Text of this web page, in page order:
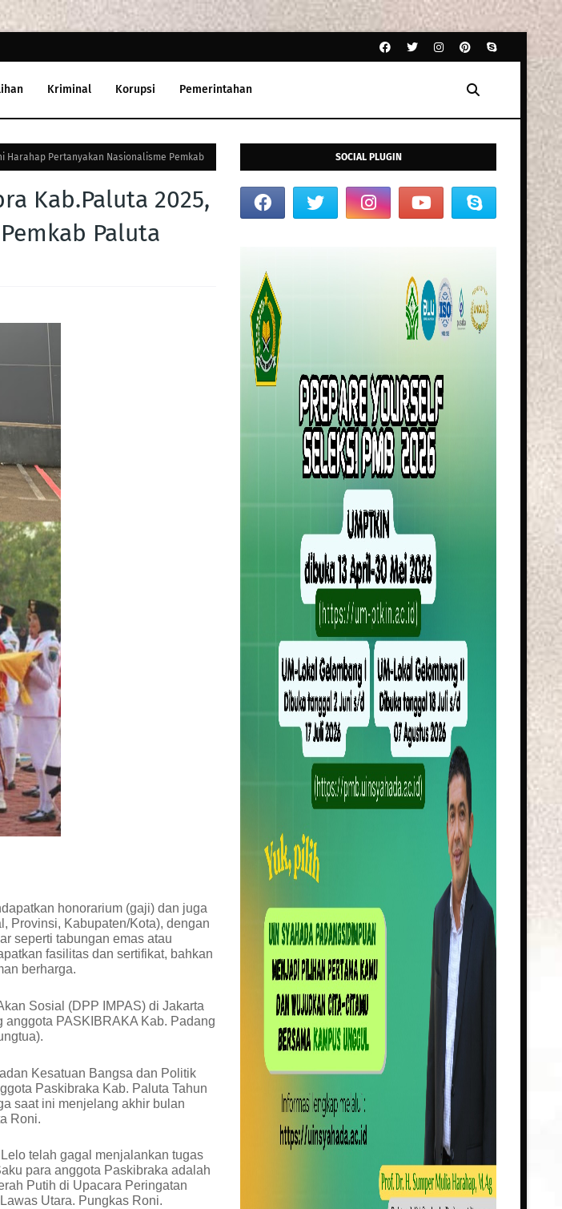
Kriminal Korupsi Pemerintahan
Harahap Pertanyakan Nasionalisme Pemkab
Kab.Paluta 2025,
Paluta
honorarium (gaji) dan juga
Provinsi, Kabupaten/Kota), dengan
seperti tabungan emas atau
fasilitas dan sertifikat, bahkan
berharga.
Sosial (DPP IMPAS) di Jakarta
anggota PASKIBRAKA Kab. Padang
Kesatuan Bangsa dan Politik
Paskibraka Kab. Paluta Tahun
saat ini menjelang akhir bulan
Roni.
telah gagal menjalankan tugas
para anggota Paskibraka adalah
Putih di Upacara Peringatan
Utara. Pungkas Roni.
SOCIAL PLUGIN